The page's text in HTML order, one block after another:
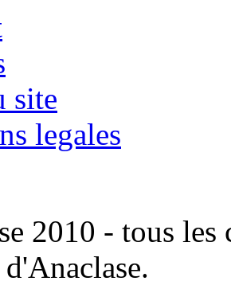
site
legales
2010 - tous les